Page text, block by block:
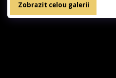
Zobrazit celou galerii